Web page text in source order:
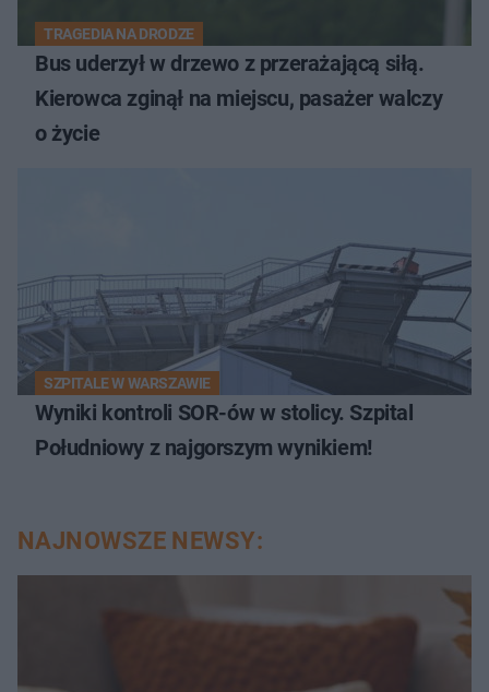
TRAGEDIA NA DRODZE
Bus uderzył w drzewo z przerażającą siłą.
Kierowca zginął na miejscu, pasażer walczy
o życie
SZPITALE W WARSZAWIE
Wyniki kontroli SOR-ów w stolicy. Szpital
Południowy z najgorszym wynikiem!
NAJNOWSZE NEWSY: